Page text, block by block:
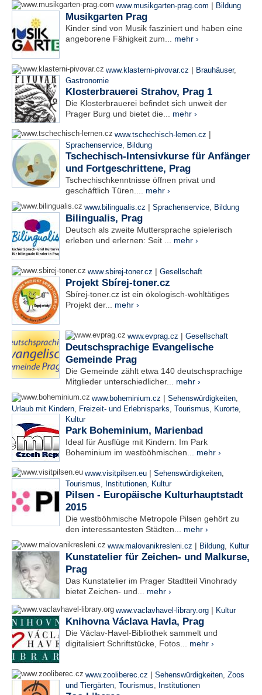
www.musikgarten-prag.com | Bildung
Musikgarten Prag
Kinder sind von Musik fasziniert und haben eine
angeborene Fähigkeit zum... mehr ›
www.klasterni-pivovar.cz | Brauhäuser,
Gastronomie
Klosterbrauerei Strahov, Prag 1
Die Klosterbrauerei befindet sich unweit der
Prager Burg und bietet die... mehr ›
www.tschechisch-lernen.cz |
Sprachenservice, Bildung
Tschechisch-Intensivkurse für Anfänger
und Fortgeschrittene, Prag
Tschechischkenntnisse öffnen privat und
geschäftlich Türen.... mehr ›
www.bilingualis.cz | Sprachenservice, Bildung
Bilingualis, Prag
Deutsch als zweite Muttersprache spielerisch
erleben und erlernen: Seit ... mehr ›
www.sbirej-toner.cz | Gesellschaft
Projekt Sbírej-toner.cz
Sbírej-toner.cz ist ein ökologisch-wohltätiges
Projekt der... mehr ›
www.evprag.cz | Gesellschaft
Deutschsprachige Evangelische
Gemeinde Prag
Die Gemeinde zählt etwa 140 deutschsprachige
Mitglieder unterschiedlicher... mehr ›
www.boheminium.cz | Sehenswürdigkeiten,
Urlaub mit Kindern, Freizeit- und Erlebnisparks, Tourismus, Kurorte,
Kultur
Park Boheminium, Marienbad
Ideal für Ausflüge mit Kindern: Im Park
Boheminium im westböhmischen... mehr ›
www.visitpilsen.eu | Sehenswürdigkeiten,
Tourismus, Institutionen, Kultur
Pilsen - Europäische Kulturhauptstadt
2015
Die westböhmische Metropole Pilsen gehört zu
den interessantesten Städten... mehr ›
www.malovanikresleni.cz | Bildung, Kultur
Kunstatelier für Zeichen- und Malkurse,
Prag
Das Kunstatelier im Prager Stadtteil Vinohrady
bietet Zeichen- und... mehr ›
www.vaclavhavel-library.org | Kultur
Knihovna Václava Havla, Prag
Die Václav-Havel-Bibliothek sammelt und
digitalisiert Schriftstücke, Fotos... mehr ›
www.zooliberec.cz | Sehenswürdigkeiten, Zoos
und Tiergärten, Tourismus, Institutionen